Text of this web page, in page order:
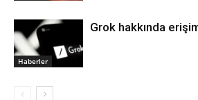
Haberler
Grok hakkında